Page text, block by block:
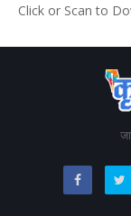
Click or Scan to